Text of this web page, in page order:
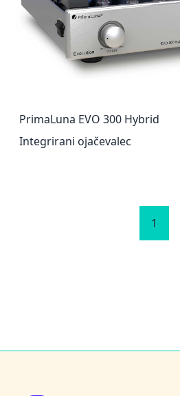
PrimaLuna EVO 300 Hybrid
Integrirani ojačevalec
1